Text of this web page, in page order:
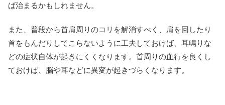
ば治まるかもしれません。
また、普段から首肩周りのコリを解消すべく、肩を回したり
首をもんだりしてこらないように工夫しておけば、耳鳴りな
どの症状自体が起きにくくなります。首周りの血行を良くし
ておけば、脳や耳などに異変が起きづらくなります。